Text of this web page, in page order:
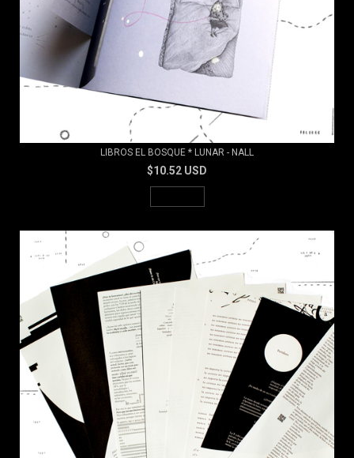
LIBROS EL BOSQUE * LUNAR - NALL
$10.52 USD